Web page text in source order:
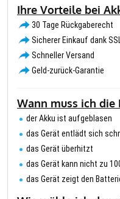
Ihre Vorteile bei
30 Tage Rückgaberecht
Sicherer Einkauf dank
Schneller Versand
Geld-zurück-Garantie
Wann muss ich die
der Akku ist aufgeblasen
das Gerät entlädt sich
das Gerät überhitzt
das Gerät kann nicht zu
das Gerät zeigt den